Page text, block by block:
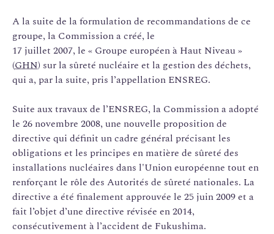
A la suite de la formulation de recommandations de ce
groupe, la Commission a créé, le
17 juillet 2007, le « Groupe européen à Haut Niveau »
(GHN) sur la sûreté nucléaire et la gestion des déchets,
qui a, par la suite, pris l’appellation ENSREG.
Suite aux travaux de l’ENSREG, la Commission a adopté
le 26 novembre 2008, une nouvelle proposition de
directive qui définit un cadre général précisant les
obligations et les principes en matière de sûreté des
installations nucléaires dans l'Union européenne tout en
renforçant le rôle des Autorités de sûreté nationales. La
directive a été finalement approuvée le 25 juin 2009 et a
fait l’objet d’une directive révisée en 2014,
consécutivement à l’accident de Fukushima.